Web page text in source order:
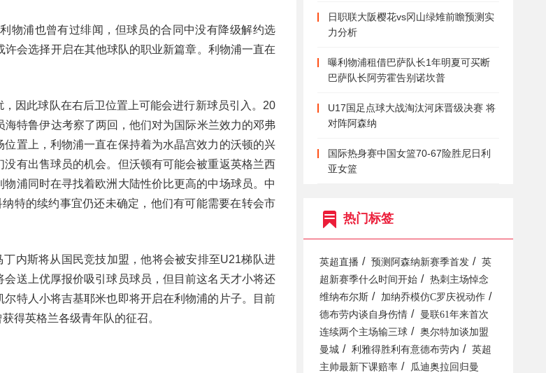
物浦也曾有过绯闻，但球员的合同中没有降级解约选
会选择开启在其他球队的职业新篇章。利物浦一直在
因此球队在右后卫位置上可能会进行新球员引入。20
特鲁伊达考察了两回，他们对为国际米兰效力的邓弗
置上，利物浦一直在保持着为水晶宫效力的沃顿的兴
有出售球员的机会。但沃顿有可能会被重返英格兰西
浦同时在寻找着欧洲大陆性价比更高的中场球员。中
特的续约事宜仍还未确定，他们有可能需要在转会市
内斯将从国民竞技加盟，他将会被安排至U21梯队进
送上优厚报价吸引球员球员，但目前这名天才小将还
特人小将吉基耶米也即将开启在利物浦的片子。目前
得英格兰各级青年队的征召。
日职联大阪樱花vs冈山绿雉前瞻预测实
力分析
曝利物浦租借巴萨队长1年明夏可买断
巴萨队长阿劳霍告别诺坎普
U17国足点球大战淘汰河床晋级决赛 将
对阵阿森纳
国际热身赛中国女篮70-67险胜尼日利
亚女篮
热门标签
英超直播 / 预测阿森纳新赛季首发 /
英
超新赛季什么时间开始 /
热刺主场悼念
维纳布尔斯 / 加纳乔模仿C罗庆祝动作 /
德布劳内谈自身伤情 /
曼联61年来首次
连续两个主场输三球 /
奥尔特加谈加盟
曼城 / 利雅得胜利有意德布劳内 /
英超
主帅最新下课赔率 /
瓜迪奥拉回归曼